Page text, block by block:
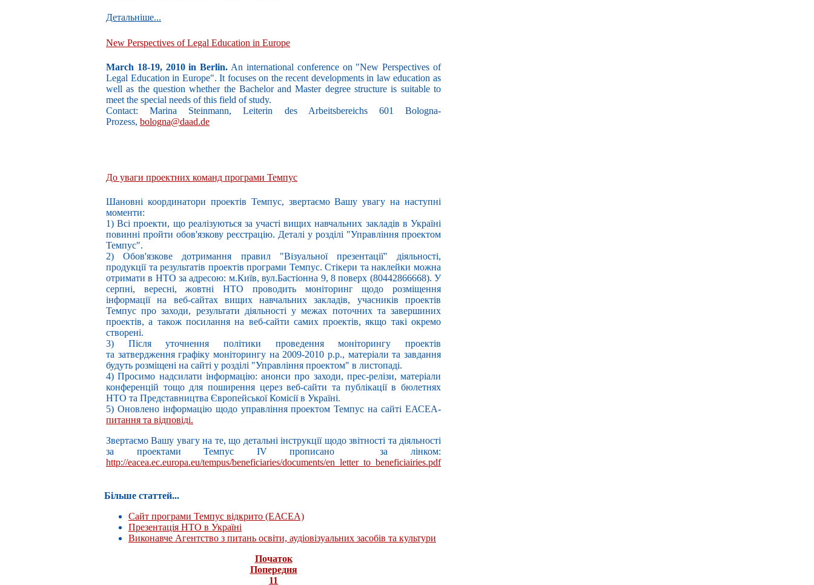
Детальніше...
New Perspectives of Legal Education in Europe
March 18-19, 2010 in Berlin. An international conference on "New Perspectives of
Legal Education in Europe". It focuses on the recent developments in law education as
well as the question whether the Bachelor and Master degree structure is suitable to
meet the special needs of this field of study.
Contact: Marina Steinmann, Leiterin des Arbeitsbereichs 601 Bologna-
Prozess, bologna@daad.de
До уваги проектних команд програми Темпус
Шановні координатори проектів Темпус, звертаємо Вашу увагу на наступні
моменти:
1) Всі проекти, що реалізуються за участі вищих навчальних закладів в Україні
повинні пройти обов'язкову реєстрацію. Деталі у розділі "Управління проектом
Темпус".
2) Обов'язкове дотримання правил "Візуальної презентації" діяльності,
продукції та результатів проектів програми Темпус. Стікери та наклейки можна
отримати в НТО за адресою: м.Київ, вул.Бастіонна 9, 8 поверх (80442866668). У
серпні, вересні, жовтні НТО проводить моніторинг щодо розміщення
інформації на веб-сайтах вищих навчальних закладів, учасників проектів
Темпус про заходи, результати діяльності у межах поточних та завершиних
проектів, а також посилання на веб-сайти самих проектів, якщо такі окремо
створені.
3) Після уточнення політики проведення моніторингу проектів
та затвердження графіку моніторингу на 2009-2010 р.р., матеріали та завдання
будуть розміщені на сайті у розділі "Управління проектом" в листопаді.
4) Просимо надсилати інформацію: анонси про заходи, прес-релізи, матеріали
конференцій тощо для поширення церез веб-сайти та публікації в бюлетнях
НТО та Представництва Європейської Комісії в Україні.
5) Оновлено інформацію щодо управління проектом Темпус на сайті ЕАСЕА-
питання та відповіді.
Звертаємо Вашу увагу на те, що детальні інструкції щодо звітності та діяльності
за проектами Темпус IV прописано за лінком:
http://eacea.ec.europa.eu/tempus/beneficiaries/documents/en_letter_to_beneficiairies.pdf
Більше статтей...
Сайт програми Темпус відкрито (ЕАСЕА)
Презентація НТО в Україні
Виконавче Агентство з питань освіти, аудіовізуальних засобів та культури
Початок
Попередня
11